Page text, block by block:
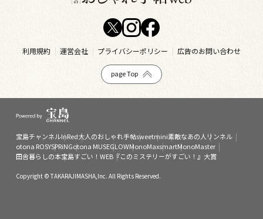
利用規約 運営会社 プライバシーポリシー 広告のお問い合わせ
page Top
宝島チャンネルInRed大人のおしゃれ手帖sweetmini素敵なあの人 リンネル
otona ROSYSPRiNGotona MUSEGLOWMonoMaxsmartMonoMaster
田舎暮らしの本宝島すごい！WEB『このミステリーがすごい！』大賞
Copyright © TAKARAJIMASHA,Inc. All Rights Reserved.